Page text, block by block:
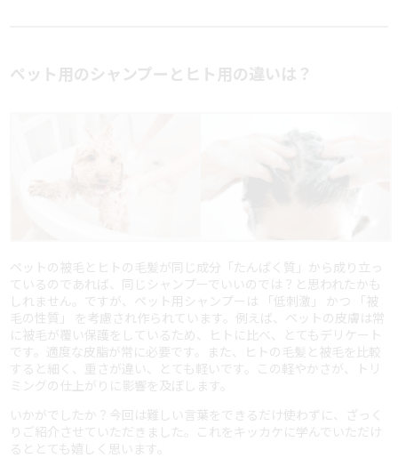
ペット用のシャンプーとヒト用の違いは？
ペットの被毛とヒトの毛髪が同じ成分「たんぱく質」から成り立っ
ているのであれば、同じシャンプーでいいのでは？と思われたかも
しれません。ですが、ペット用シャンプーは 「低刺激」 かつ 「被
毛の性質」 を考慮され作られています。例えば、ペットの皮膚は常
に被毛が覆い保護をしているため、ヒトに比べ、とてもデリケート
です。適度な皮脂が常に必要です。また、ヒトの毛髪と被毛を比較
すると細く、重さが違い、とても軽いです。この軽やかさが、トリ
ミングの仕上がりに影響を及ぼします。
いかがでしたか？今回は難しい言葉をできるだけ使わずに、ざっく
りご紹介させていただきました。これをキッカケに学んでいただけ
るととても嬉しく思います。